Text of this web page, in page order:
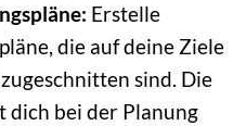
Erstelle
die auf deine Ziele
sind. Die
bei der Planung